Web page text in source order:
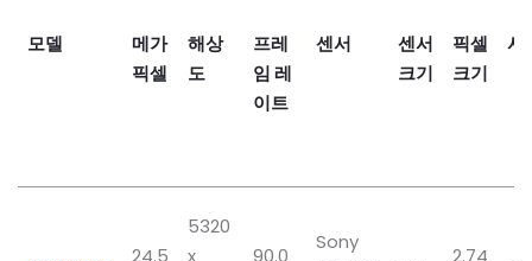
모델
메가
픽셀
해상
도
프레
임 레
이트
센서
센서
크기
픽셀
크기
셔
24.5
5320
x
90.0
Sony
2.74